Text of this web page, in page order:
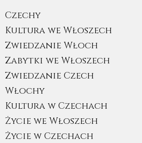
Czechy
Kultura we Włoszech
Zwiedzanie Włoch
Zabytki we Włoszech
Zwiedzanie Czech
Włochy
Kultura w Czechach
Życie we Włoszech
Życie w Czechach